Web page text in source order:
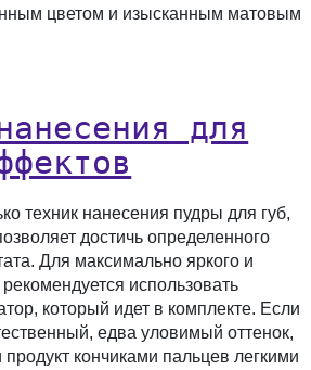
цветом и изысканным матовым
для
техник нанесения пудры для губ,
достичь определенного
Для максимально яркого и
использовать
который идет в комплекте. Если
едва уловимый оттенок,
кончиками пальцев легкими